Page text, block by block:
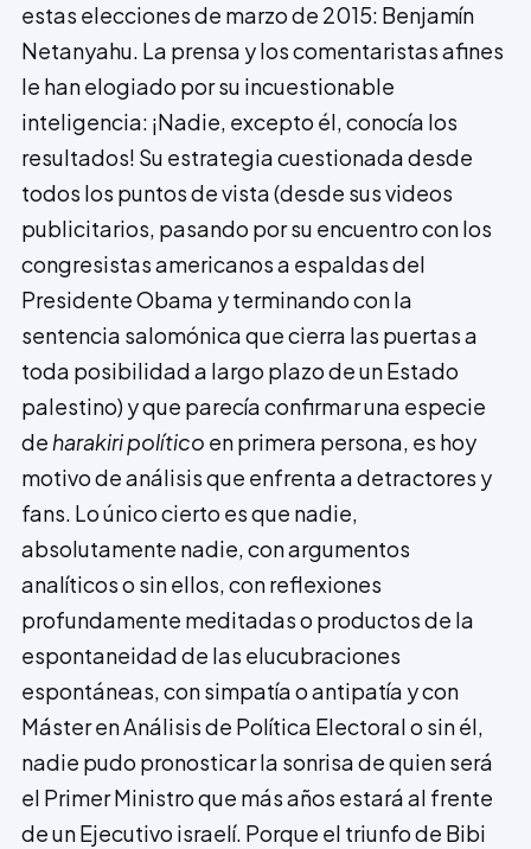
estas elecciones de marzo de 2015: Benjamín
Netanyahu. La prensa y los comentaristas afines
le han elogiado por su incuestionable
inteligencia: ¡Nadie, excepto él, conocía los
resultados! Su estrategia cuestionada desde
todos los puntos de vista (desde sus videos
publicitarios, pasando por su encuentro con los
congresistas americanos a espaldas del
Presidente Obama y terminando con la
sentencia salomónica que cierra las puertas a
toda posibilidad a largo plazo de un Estado
palestino) y que parecía confirmar una especie
de harakiri político en primera persona, es hoy
motivo de análisis que enfrenta a detractores y
fans. Lo único cierto es que nadie,
absolutamente nadie, con argumentos
analíticos o sin ellos, con reflexiones
profundamente meditadas o productos de la
espontaneidad de las elucubraciones
espontáneas, con simpatía o antipatía y con
Máster en Análisis de Política Electoral o sin él,
nadie pudo pronosticar la sonrisa de quien será
el Primer Ministro que más años estará al frente
de un Ejecutivo israelí. Porque el triunfo de Bibi